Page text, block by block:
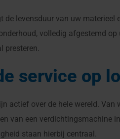
de levensduur van uw
volledig afgestemd
presteren.
service op
actief over de hele wereld.
van een verdichtingsmachine
staan hierbij centraal.